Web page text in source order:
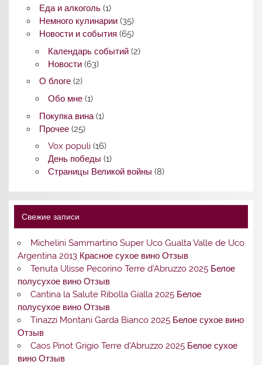
Еда и алкоголь(1)
Немного кулинарии(35)
Новости и события (65)
Календарь событий(2)
Новости(63)
О блоге(2)
Обо мне(1)
Покупка вина(1)
Прочее(25)
Vox populi(16)
День победы (1)
Страницы Великой войны (8)
Свежие записи
Michelini Sammartino Super Uco Gualta Valle de Uco
Argentina 2013 Красное сухое вино Отзыв
Tenuta Ulisse Pecorino Terre d’Abruzzo 2025 Белое
полусухое вино Отзыв
Cantina la Salute Ribolla Gialla 2025 Белое
полусухое вино Отзыв
Tinazzi Montani Garda Bianco 2025 Белое сухое вино
Отзыв
Caos Pinot Grigio Terre d’Abruzzo 2025 Белое сухое
вино Отзыв